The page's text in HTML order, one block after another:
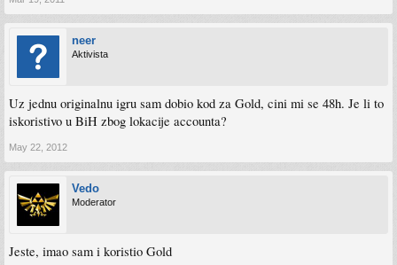
neer
Aktivista
Uz jednu originalnu igru sam dobio kod za Gold, cini mi se 48h. Je li to
iskoristivo u BiH zbog lokacije accounta?
May 22, 2012
Vedo
Moderator
Jeste, imao sam i koristio Gold